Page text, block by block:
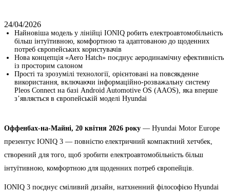
24/04/2026
Найновіша модель у лінійці IONIQ робить електроавтомобільність
більш інтуїтивною, комфортною та адаптованою до щоденних
потреб європейських користувачів
Нова концепція «Aero Hatch» поєднує аеродинамічну ефективність
із просторим салоном
Прості та зрозумілі технології, орієнтовані на повсякденне
використання, включаючи інформаційно-розважальну систему
Pleos Connect на базі Android Automotive OS (AAOS), яка вперше
з’являється в європейській моделі Hyundai
Оффенбах-на-Майні, 20 квітня 2026 року — Hyundai Motor Europe
презентує IONIQ 3 — повністю електричний компактний хетчбек,
створений для того, щоб зробити електроавтомобільність більш
інтуїтивною, комфортною для щоденних потреб європейців.
IONIQ 3 поєднує сміливий дизайн, натхненний філософією Hyundai